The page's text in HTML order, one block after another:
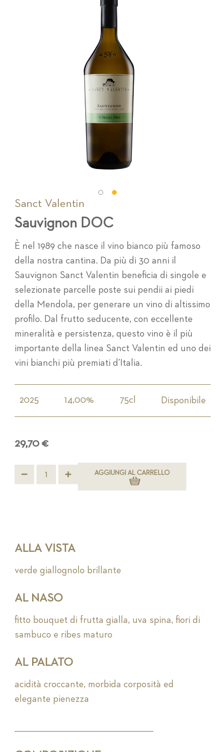
Sanct Valentin
Sauvignon DOC
È nel 1989 che nasce il vino bianco più famoso
della nostra cantina. Da più di 30 anni il
Sauvignon Sanct Valentin beneficia di singole e
selezionate parcelle poste sui pendii ai piedi
della Mendola, per generare un vino di altissimo
profilo. Dal frutto seducente, con eccellente
mineralità e persistenza, questo vino è il più
importante della linea Sanct Valentin ed uno dei
vini bianchi più premiati d’Italia.
2025 14,00% 75cl Disponibile
29,70 €
AGGIUNGI AL CARRELLO
ALLA VISTA
verde giallognolo brillante
AL NASO
fitto bouquet di frutta gialla, uva spina, fiori di
sambuco e ribes maturo
AL PALATO
acidità croccante, morbida corposità ed
elegante pienezza
della